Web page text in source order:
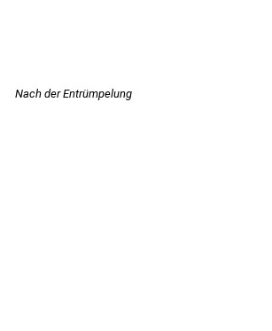
Nach der Entrümpelung